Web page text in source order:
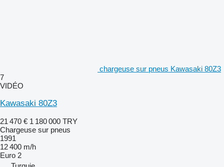
chargeuse sur pneus Kawasaki 80Z3
7
VIDÉO
Kawasaki 80Z3
21 470 € 1 180 000 TRY
Chargeuse sur pneus
1991
12 400 m/h
Euro 2